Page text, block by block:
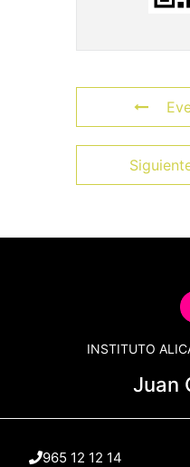
INSTITUTO
Juan
965 12 12 14